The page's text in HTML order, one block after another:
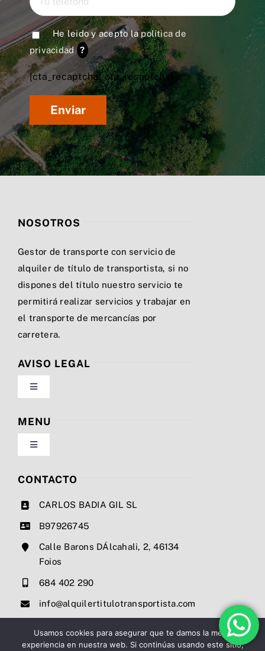
He leido y acepto lapolítica de
privacidad ?
[cta_recaptcha* cta_recaptcha]
NOSOTROS
Gestor de transporte con servicio de
alquiler de título de transportista, si no
dispones del título nuestro servicio te
permitirá realizar servicios y trabajar en
el transporte de mercancías por
carretera.
AVISO LEGAL
Toggle
Navigation
Política de privacidad
Condiciones de uso
MENU
Toggle
Navigation
Nosotros
Precios
Contacto
CONTACTO
CARLOS BADIA GIL SL
B97926745
Calle Barons DÁlcahali, 2, 46134
Foios
684 402 290
info@alquilertitulotransportista.com
Usamos cookies para asegurar que te damos la mejor
experiencia en nuestra web. Si continúas usando este sitio,